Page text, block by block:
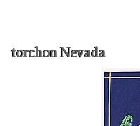
torchon Nevada